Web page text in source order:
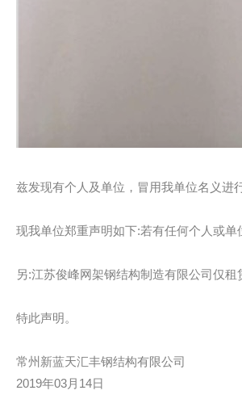
兹发现有个人及单位，冒用我单位名义进
现我单位郑重声明如下:若有任何个人或
另:江苏俊峰网架钢结构制造有限公司仅
特此声明。
常州新蓝天汇丰钢结构有限公司
2019年03月14日